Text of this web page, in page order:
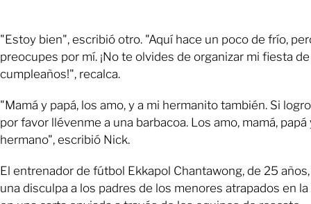
"Estoy bien", escribió otro. "Aquí hace un poco de frío,
preocupes por mí. ¡No te olvides de organizar mi fiesta de
cumpleaños!", recalca.
"Mamá y papá, los amo, y a mi hermanito también. Si
por favor llévenme a una barbacoa. Los amo, mamá, papá
hermano", escribió Nick.
El entrenador de fútbol Ekkapol Chantawong, de 25
una disculpa a los padres de los menores atrapados en